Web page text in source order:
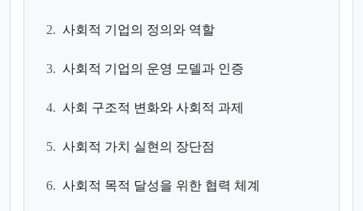
2. 사회적 기업의 정의와 역할
3. 사회적 기업의 운영 모델과 인증
4. 사회 구조적 변화와 사회적 과제
5. 사회적 가치 실현의 장단점
6. 사회적 목적 달성을 위한 협력 체계